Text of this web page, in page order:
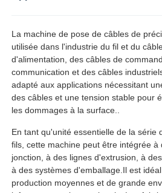
Machine à double torsion
Machine blindée
Machine d'emballage
Machine simple de torsion
machine de câblage
La machine de pose de câbles de
utilisée dans l'industrie du fil et du
d'alimentation, des câbles de
communication et des câbles
adapté aux applications nécessitant
des câbles et une tension stable pour
les dommages à la surface..
En tant qu'unité essentielle de la série
fils, cette machine peut être intégrée à
jonction, à des lignes d'extrusion, à
à des systèmes d'emballage.Il est
production moyennes et de grande